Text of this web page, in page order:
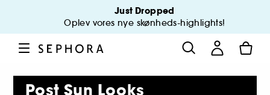
Just Dropped
Oplev vores nye skønheds-highlights!
Post Sun Looks